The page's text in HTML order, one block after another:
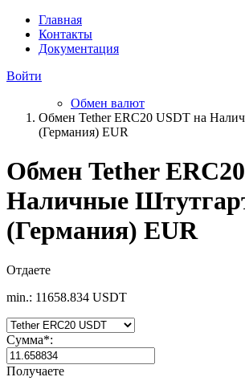
Главная
Контакты
Документация
Войти
Обмен валют
Обмен Tether ERC20 USDT на
(Германия) EUR
Обмен Tether
Наличные
(Германия) EUR
Отдаете
min.: 11658.834 USDT
Сумма*:
Получаете